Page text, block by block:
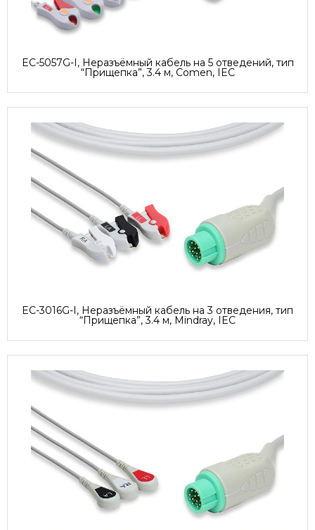
EC-5057G-I, Неразъёмный кабель на 5 отведений, тип
“Прищепка”, 3.4 м, Comen, IEC
EC-3016G-I, Неразъёмный кабель на 3 отведения, тип
“Прищепка”, 3.4 м, Mindray, IEC